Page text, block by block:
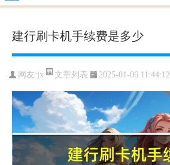
建行刷卡机手续费是多少
网友:jx 文章列表 2025-01-06 11:44:12